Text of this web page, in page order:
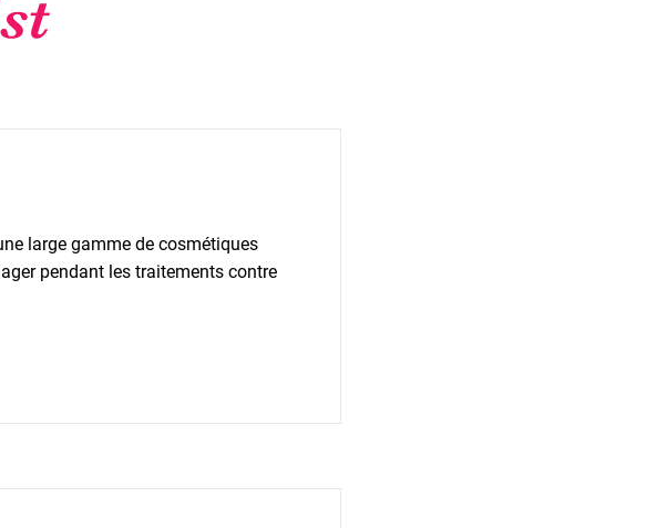
large gamme de cosmétiques
pendant les traitements contre